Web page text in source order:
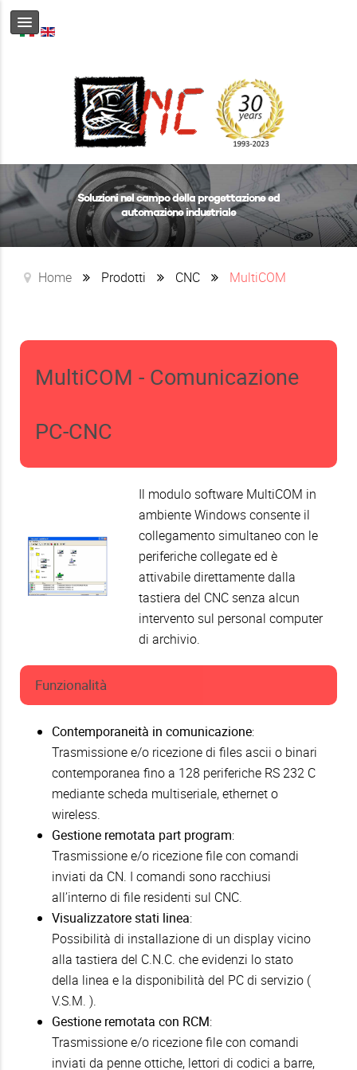
Soluzioni nel campo della progettazione ed
automazione industriale
Home Prodotti CNC MultiCOM
MultiCOM - Comunicazione
PC-CNC
Il modulo software MultiCOM in
ambiente Windows consente il
collegamento simultaneo con le
periferiche collegate ed è
attivabile direttamente dalla
tastiera del CNC senza alcun
intervento sul personal computer
di archivio.
Funzionalità
Contemporaneità in comunicazione:
Trasmissione e/o ricezione di files ascii o binari
contemporanea fino a 128 periferiche RS 232 C
mediante scheda multiseriale, ethernet o
wireless.
Gestione remotata part program:
Trasmissione e/o ricezione file con comandi
inviati da CN. I comandi sono racchiusi
all’interno di file residenti sul CNC.
Visualizzatore stati linea:
Possibilità di installazione di un display vicino
alla tastiera del C.N.C. che evidenzi lo stato
della linea e la disponibilità del PC di servizio (
V.S.M. ).
Gestione remotata con RCM:
Trasmissione e/o ricezione file con comandi
inviati da penne ottiche, lettori di codici a barre,